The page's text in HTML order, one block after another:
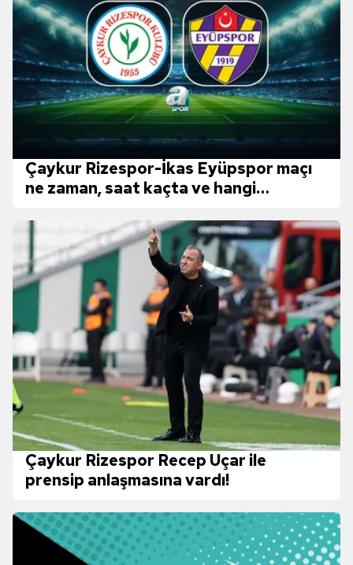
Çaykur Rizespor-İkas Eyüpspor maçı
ne zaman, saat kaçta ve hangi
Çaykur Rizespor Recep Uçar ile
prensip anlaşmasına vardı!